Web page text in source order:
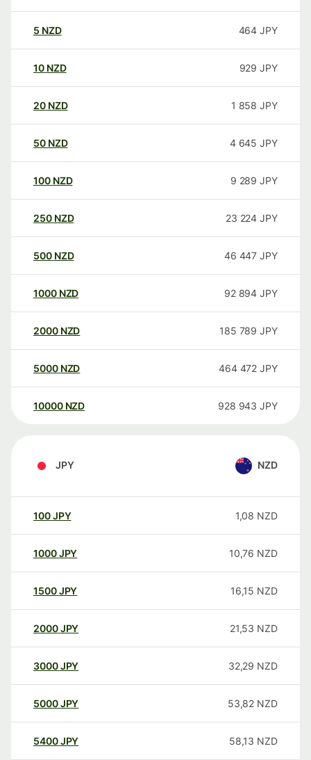
5 NZD 464 JPY
10 NZD 929 JPY
20 NZD 1 858 JPY
50 NZD 4 645 JPY
100 NZD 9 289 JPY
250 NZD 23 224 JPY
500 NZD 46 447 JPY
1000 NZD 92 894 JPY
2000 NZD 185 789 JPY
5000 NZD 464 472 JPY
10000 NZD 928 943 JPY
JPY NZD
100JPY 1,08 NZD
1000JPY 10,76 NZD
1500JPY 16,15 NZD
2000JPY 21,53 NZD
3000JPY 32,29 NZD
5000JPY 53,82 NZD
5400JPY 58,13 NZD